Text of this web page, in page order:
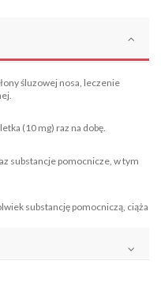
śluzowej nosa, leczenie
(10 mg) raz na dobę.
substancje pomocnicze, w tym
substancję pomocniczą, ciąża